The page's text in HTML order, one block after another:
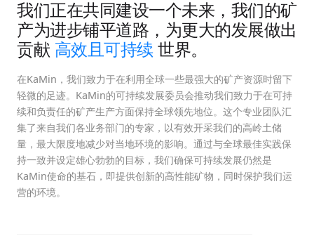
我们正在共同建设一个未来，我们的矿
产为进步铺平道路，为更大的发展做出
贡献 高效且可持续世界。
在KaMin，我们致力于在利用全球一些最强大的矿产资源时留下
轻微的足迹。KaMin的可持续发展委员会推动我们致力于在可持
续和负责任的矿产生产方面保持全球领先地位。这个专业团队汇
集了来自我们各业务部门的专家，以有效开采我们的高岭土储
量，最大限度地减少对当地环境的影响。通过与全球最佳实践保
持一致并设定雄心勃勃的目标，我们确保可持续发展仍然是
KaMin使命的基石，即提供创新的高性能矿物，同时保护我们运
营的环境。